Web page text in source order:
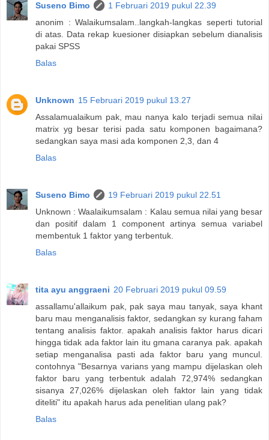
Suseno Bimo
1 Februari 2019 pukul 22.39
anonim : Walaikumsalam..langkah-langkas seperti tutorial
di atas. Data rekap kuesioner disiapkan sebelum dianalisis
pakai SPSS
Balas
Unknown 15 Februari 2019 pukul 13.27
Assalamualaikum pak, mau nanya kalo terjadi semua nilai
matrix yg besar terisi pada satu komponen bagaimana?
sedangkan saya masi ada komponen 2,3, dan 4
Balas
Suseno Bimo
19 Februari 2019 pukul 22.51
Unknown : Waalaikumsalam : Kalau semua nilai yang besar
dan positif dalam 1 component artinya semua variabel
membentuk 1 faktor yang terbentuk.
Balas
tita ayu anggraeni 20 Februari 2019 pukul 09.59
assallamu'allaikum pak, pak saya mau tanyak, saya khant
baru mau menganalisis faktor, sedangkan sy kurang faham
tentang analisis faktor. apakah analisis faktor harus dicari
hingga tidak ada faktor lain itu gmana caranya pak. apakah
setiap menganalisa pasti ada faktor baru yang muncul.
contohnya "Besarnya varians yang mampu dijelaskan oleh
faktor baru yang terbentuk adalah 72,974% sedangkan
sisanya 27,026% dijelaskan oleh faktor lain yang tidak
diteliti" itu apakah harus ada penelitian ulang pak?
Balas